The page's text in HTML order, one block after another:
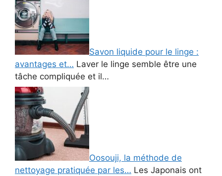
Savon liquide pour le linge :
avantages et… Laver le linge semble être une
tâche compliquée et il…
Oosouji, la méthode de
nettoyage pratiquée par les… Les Japonais ont